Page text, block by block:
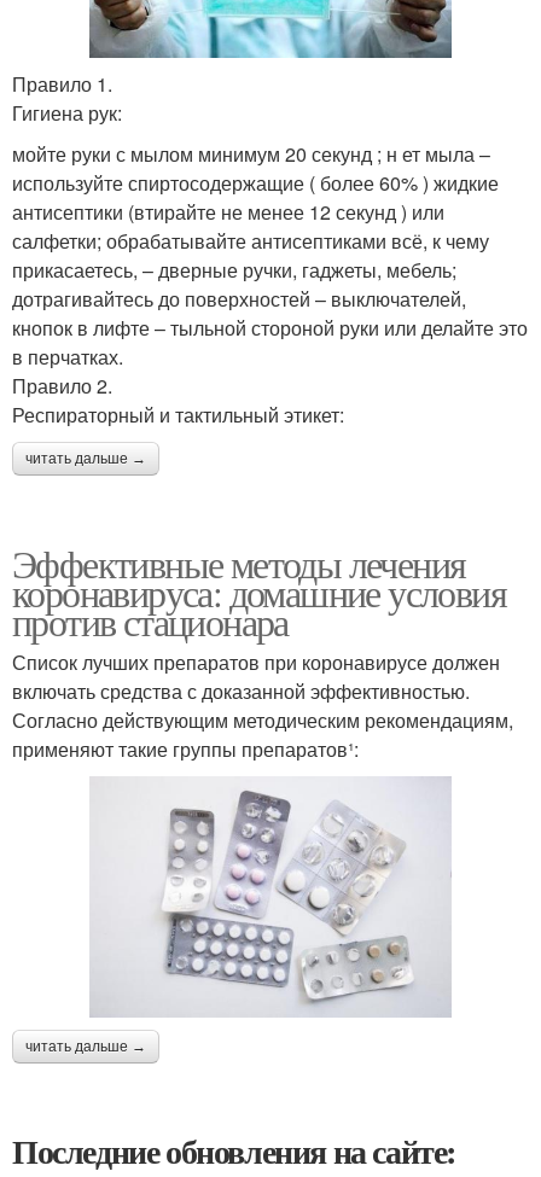
Правило 1.
Гигиена рук:
мойте руки с мылом минимум 20 секунд ; н ет мыла –
используйте спиртосодержащие ( более 60% ) жидкие
антисептики (втирайте не менее 12 секунд ) или
салфетки; обрабатывайте антисептиками всё, к чему
прикасаетесь, – дверные ручки, гаджеты, мебель;
дотрагивайтесь до поверхностей – выключателей,
кнопок в лифте – тыльной стороной руки или делайте это
в перчатках.
Правило 2.
Респираторный и тактильный этикет:
читать дальше →
Эффективные методы лечения
коронавируса: домашние условия
против стационара
Список лучших препаратов при коронавирусе должен
включать средства с доказанной эффективностью.
Согласно действующим методическим рекомендациям,
применяют такие группы препаратов¹:
читать дальше →
Последние обновления на сайте: